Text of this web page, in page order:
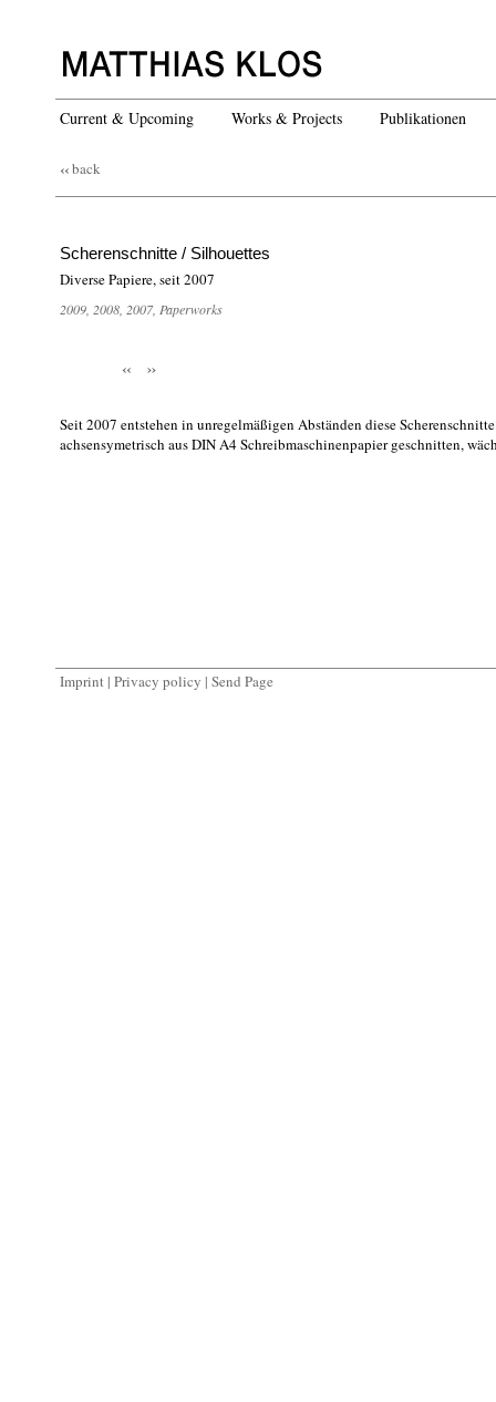
Current & Upcoming Works & Projects Publikationen
‹‹back
Scherenschnitte / Silhouettes
Diverse Papiere, seit 2007
2009 2008 2007, Paperworks
‹‹ ››
Seit 2007 entstehen in unregelmäßigen Abständen diese
achsensymetrisch aus DIN A4 Schreibmaschinenpapier geschnitten,
Imprint | Privacy policy | Send Page